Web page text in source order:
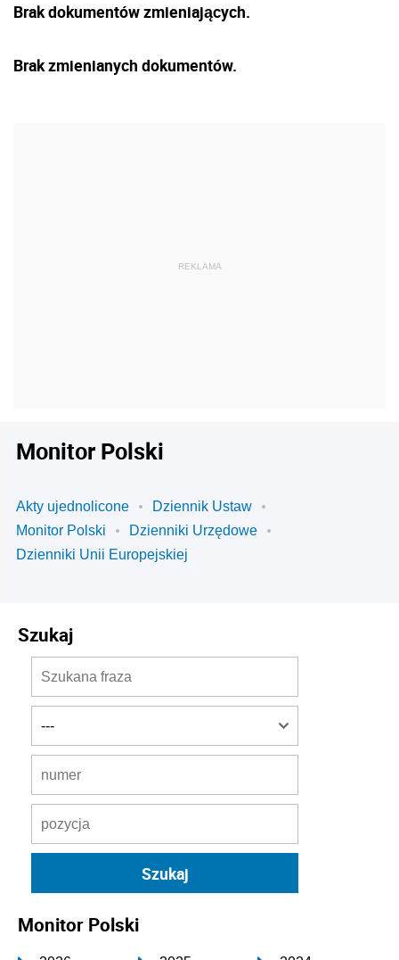
Brak dokumentów zmieniających.
Brak zmienianych dokumentów.
Monitor Polski
Akty ujednolicone
Dziennik Ustaw
Monitor Polski
Dzienniki Urzędowe
Dzienniki Unii Europejskiej
Szukaj
Monitor Polski